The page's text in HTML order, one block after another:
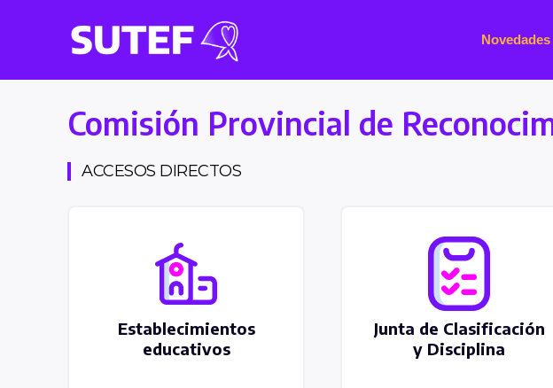
Novedades
Comisión Provincial de
ACCESOS DIRECTOS
Establecimientos
educativos
Junta de Clasificación
y Disciplina